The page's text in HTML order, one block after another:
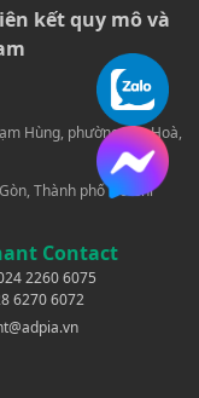
kết quy mô và
Hùng, phường Yên Hoà,
Thành phố Hồ Chí
Contact
2260 6075
6270 6072